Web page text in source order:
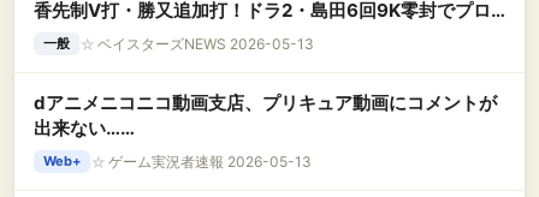
香先制V打・勝又追加打！ドラ2・島田6回9K零封でプロ
初白星
一般 ☆ ベイスターズNEWS 2026-05-13
dアニメニコニコ動画支店、プリキュア動画にコメントが
出来ない……
Web+ ☆ ゲーム実況者速報 2026-05-13